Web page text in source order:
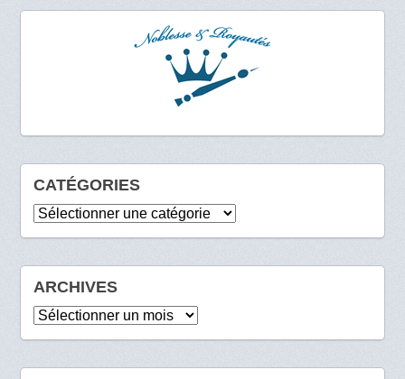
CATÉGORIES
Catégories
ARCHIVES
Archives